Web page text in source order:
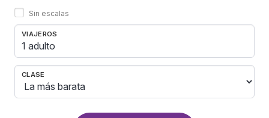
Sin escalas
VIAJEROS
1 adulto
CLASE